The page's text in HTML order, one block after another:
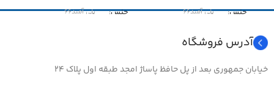
جنس پلی آمید۶۶
دمای مجاز -۴۰ … +۸۵
مناسب برای
جنس پلی آمید۶۶
مناسب برای
آدرس فروشگاه
خیابان جمهوری بعد از پل حافظ پاساژ امجد طبقه اول پلاک ۲۴